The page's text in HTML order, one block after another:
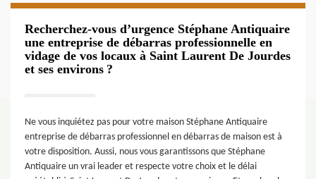
Recherchez-vous d’urgence Stéphane Antiquaire
une entreprise de débarras professionnelle en
vidage de vos locaux à Saint Laurent De Jourdes
et ses environs ?
Ne vous inquiétez pas pour votre maison Stéphane Antiquaire
entreprise de débarras professionnel en débarras de maison est à
votre disposition. Aussi, nous vous garantissons que Stéphane
Antiquaire un vrai leader et respecte votre choix et le délai